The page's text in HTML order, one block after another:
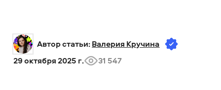
Автор статьи: Валерия Кручина
29 октября 2025 г.
31 547